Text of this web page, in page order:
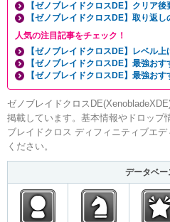
【ゼノブレイドクロスDE】クリア後
【ゼノブレイドクロスDE】取り返し
人気の注目記事をチェック！
【ゼノブレイドクロスDE】レベル
【ゼノブレイドクロスDE】最強おす
【ゼノブレイドクロスDE】最強おす
ゼノブレイドクロス
掲載しています。基本情報やドロップ
ブレイドクロス ディフィニティブエ
ください。
データベー